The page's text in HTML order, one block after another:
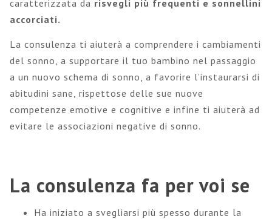
caratterizzata da risvegli più frequenti e sonnellini
accorciati.
La consulenza ti aiuterà a comprendere i cambiamenti
del sonno, a supportare il tuo bambino nel passaggio
a un nuovo schema di sonno, a favorire l’instaurarsi di
abitudini sane, rispettose delle sue nuove
competenze emotive e cognitive e infine ti aiuterà ad
evitare le associazioni negative di sonno.
La consulenza fa per voi se
Ha iniziato a svegliarsi più spesso durante la